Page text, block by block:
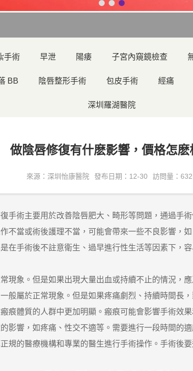
手術 早泄 陽痿 子宮內窺鏡檢查
BB 陰唇整形手術 包皮手術 經痛
深圳羅湖醫院
做陰唇修復有什麽影響，價格怎麽
來源：深圳怡康醫院 發布日期：12-30 訪問量：632
術主要用於改善陰唇肥大、畸形等問題，通過手
不當或術後護理不當，可能會帶來一些不良影響，如
手術後不註意衛生、過早進行性生活等因素下，
象。但是如果出現大量出血或持續不止的情況，應
屬於正常現象。但是如果疼痛劇烈、持續時間長，
體質的人群中更加明顯。瘢痕可能會影響手術效果
響，如疼痛、性交不適等。需要進行一段時間的適
的醫療機構和專業的醫生進行手術操作。手術後